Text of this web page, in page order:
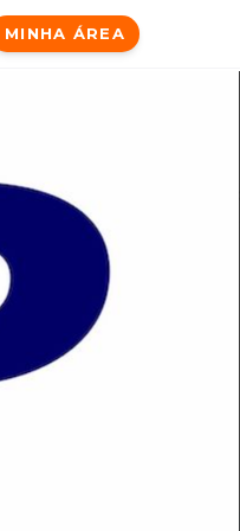
MINHA ÁREA